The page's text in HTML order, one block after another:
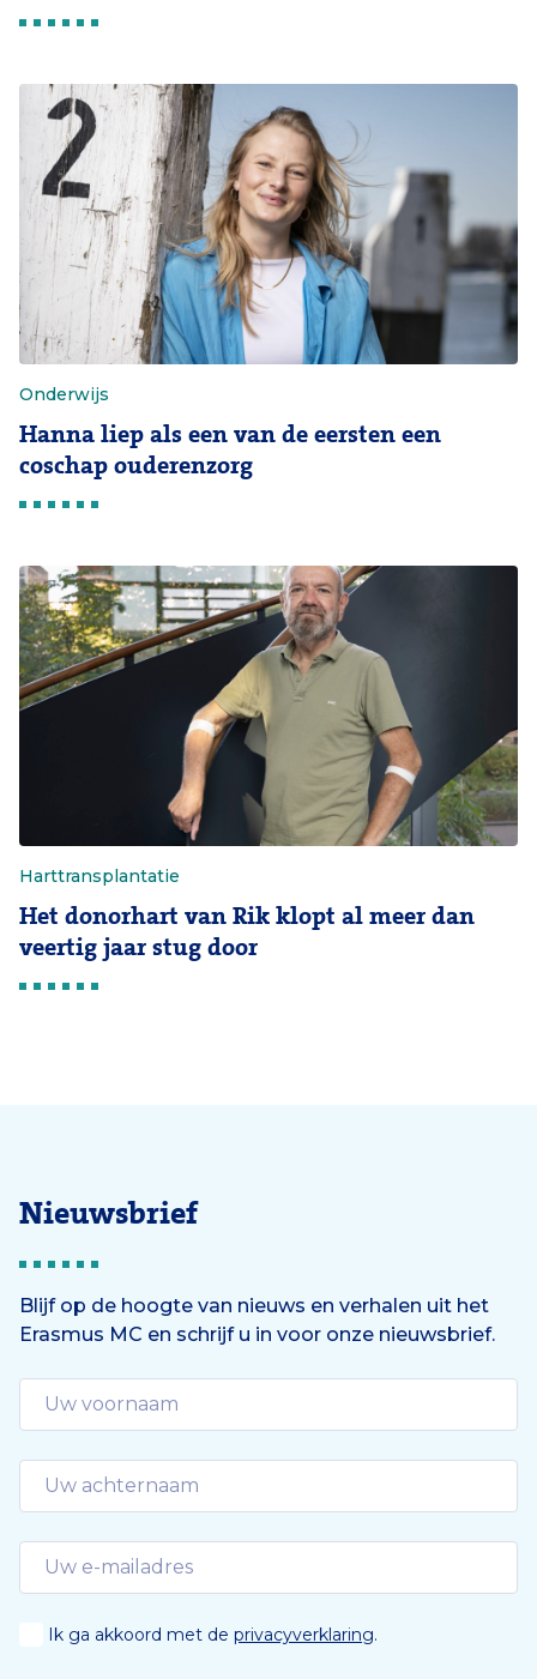
Onderwijs
Hanna liep als een van de eersten een
coschap ouderenzorg
Harttransplantatie
Het donorhart van Rik klopt al meer dan
veertig jaar stug door
Nieuwsbrief
Blijf op de hoogte van nieuws en verhalen uit het
Erasmus MC en schrijf u in voor onze nieuwsbrief.
Ik ga akkoord met de privacyverklaring.